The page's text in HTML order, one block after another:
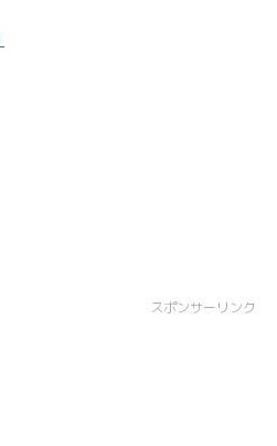
スポンサーリンク